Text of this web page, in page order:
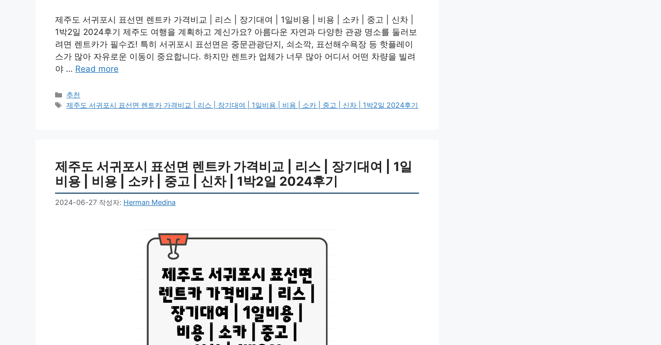
제주도 서귀포시 표선면 렌트카 가격비교 | 리스 | 장기대여 | 1일비용 | 비용 | 소카 | 중고 | 신차 |
1박2일 2024후기 제주도 여행을 계획하고 계신가요? 아름다운 자연과 다양한 관광 명소를 둘러보
려면 렌트카가 필수죠! 특히 서귀포시 표선면은 중문관광단지, 쇠소깍, 표선해수욕장 등 핫플레이
스가 많아 자유로운 이동이 중요합니다. 하지만 렌트카 업체가 너무 많아 어디서 어떤 차량을 빌려
야 … Read more
카
테
추천
태
제주도 서귀포시 표선면 렌트카 가격비교 | 리스 | 장기대여 | 1일비용 | 비용 | 소카 | 중고 | 신차 | 1박2일 2024후기
제주도 서귀포시 표선면 렌트카 가격비교 | 리스 | 장기대여 | 1일
비용 | 비용 | 소카 | 중고 | 신차 | 1박2일 2024후기
2024-06-27 작성자: Herman Medina